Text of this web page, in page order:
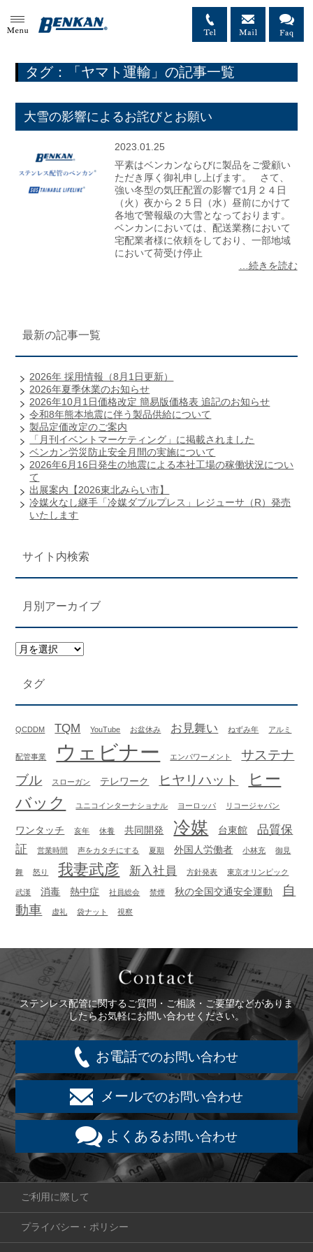
タグ：「ヤマト運輸」の記事一覧
大雪の影響によるお詫びとお願い
2023.01.25
平素はベンカンならびに製品をご愛顧い
ただき厚く御礼申し上げます。 さて、
強い冬型の気圧配置の影響で1月２４日
（火）夜から２５日（水）昼前にかけて
各地で警報級の大雪となっております。
ベンカンにおいては、配送業務において
宅配業者様に依頼をしており、一部地域
において荷受け停止
…続きを読む
最新の記事一覧
2026年 採用情報（8月1日更新）
2026年夏季休業のお知らせ
2026年10月1日価格改定 簡易版価格表 追記のお知らせ
令和8年熊本地震に伴う製品供給について
製品定価改定のご案内
「月刊イベントマーケティング」に掲載されました
ベンカン労災防止安全月間の実施について
2026年6月16日発生の地震による本社工場の稼働状況につい
て
出展案内【2026東北みらい市】
冷媒火なし継手「冷媒ダブルプレス」レジューサ（R）発売
いたします
サイト内検索
月別アーカイブ
タグ
QCDDM TQM YouTube お盆休み お見舞い ねずみ年 アルミ
配管事業 ウェビナー エンパワーメント
サステナ
ブル
スローガン テレワーク ヒヤリハット
ヒー
バック
ユニコインターナショナル ヨーロッパ リコージャパン
ワンタッチ 亥年 休養 共同開発 冷媒 台東館
品質保
証
営業時間 声をカタチにする 夏期 外国人労働者 小林充 御見
舞 怒り 我妻武彦 新入社員 方針発表 東京オリンピック
武漢 消毒 熱中症 社員総会 禁煙 秋の全国交通安全運動
自
動車
虚礼 袋ナット 視察
ステンレス配管に関するご質問・ご相談・ご要望などがありま
したらお気軽にお問い合わせください。
お電話でのお問い合わせ
メールでのお問い合わせ
よくあるお問い合わせ
ご利用に際して
プライバシー・ポリシー